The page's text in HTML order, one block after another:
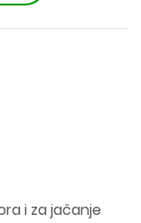
i za jačanje